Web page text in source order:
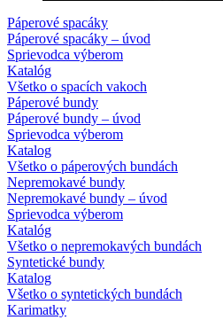
Páperové spacáky
Páperové spacáky – úvod
Sprievodca výberom
Katalóg
Všetko o spacích vakoch
Páperové bundy
Páperové bundy – úvod
Sprievodca výberom
Katalog
Všetko o páperových bundách
Nepremokavé bundy
Nepremokavé bundy – úvod
Sprievodca výberom
Katalóg
Všetko o nepremokavých bundách
Syntetické bundy
Katalog
Všetko o syntetických bundách
Karimatky